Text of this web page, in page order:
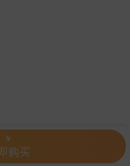
￥
购买